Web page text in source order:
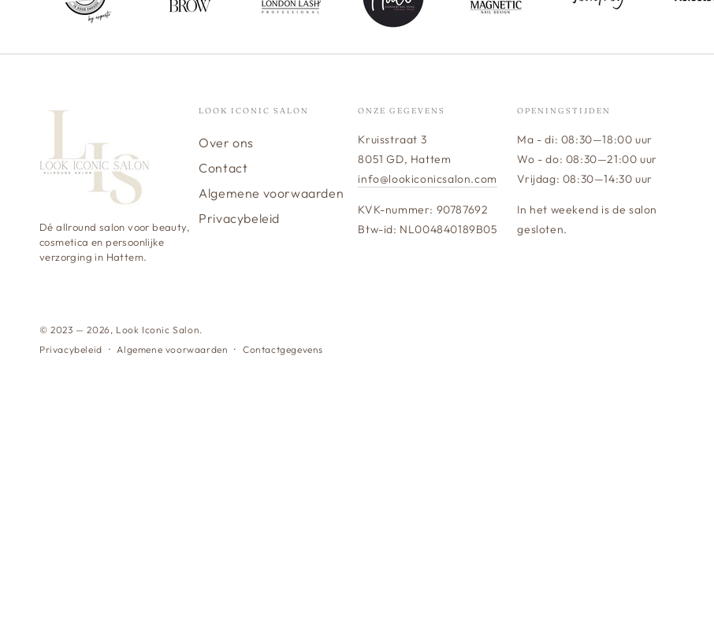
Dé allround salon voor beauty,
cosmetica en persoonlijke
verzorging in Hattem.
LOOK ICONIC SALON
Over ons
Contact
Algemene voorwaarden
Privacybeleid
ONZE GEGEVENS
Kruisstraat 3
8051 GD, Hattem
info@lookiconicsalon.com
KVK-nummer: 90787692
Btw-id: NL004840189B05
OPENINGSTIJDEN
Ma - di: 08:30—18:00 uur
Wo - do: 08:30—21:00 uur
Vrijdag: 08:30—14:30 uur
In het weekend is de salon
gesloten.
© 2023 — 2026, Look Iconic Salon.
Privacybeleid
Algemene voorwaarden Contactgegevens